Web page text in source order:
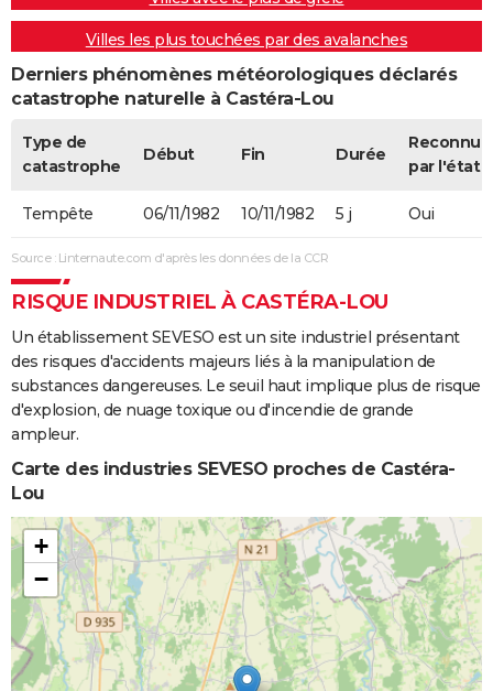
Villes les plus touchées par des avalanches
Derniers phénomènes météorologiques déclarés
catastrophe naturelle à Castéra-Lou
Type de
catastrophe
Début Fin Durée
Reconnue
par l'état
Tempête 06/11/1982 10/11/1982 5 j Oui
Source : Linternaute.com d'après les données de la CCR
RISQUE INDUSTRIEL À CASTÉRA-LOU
Un établissement SEVESO est un site industriel présentant
des risques d'accidents majeurs liés à la manipulation de
substances dangereuses. Le seuil haut implique plus de risque
d'explosion, de nuage toxique ou d'incendie de grande
ampleur.
Carte des industries SEVESO proches de Castéra-
Lou
+
−